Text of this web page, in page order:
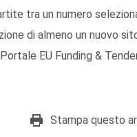
tra un numero
di almeno un nuovo
EU Funding &
Stampa questo